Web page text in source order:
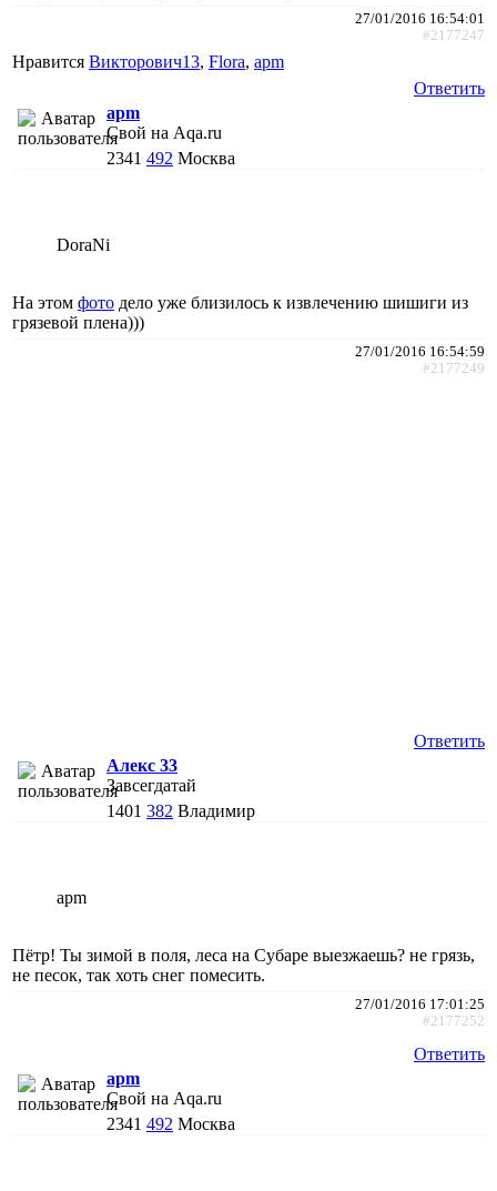
27/01/2016 16:54:01
#2177247
Нравится Викторович13, Flora, apm
Ответить
apm
Свой на Aqa.ru
2341 492 Москва
DoraNi
На этом фото дело уже близилось к извлечению шишиги из
грязевой плена)))
27/01/2016 16:54:59
#2177249
Ответить
Алекс 33
Завсегдатай
1401 382 Владимир
apm
Пётр! Ты зимой в поля, леса на Субаре выезжаешь? не грязь,
не песок, так хоть снег помесить.
27/01/2016 17:01:25
#2177252
Ответить
apm
Свой на Aqa.ru
2341 492 Москва